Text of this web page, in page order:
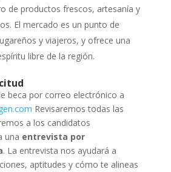
de productos frescos, artesanía y
El mercado es un punto de
y viajeros, y ofrece una
libre de la región.
beca por correo electrónico a
Revisaremos todas las
a los candidatos
una entrevista por
. La entrevista nos ayudará a
aptitudes y cómo te alineas